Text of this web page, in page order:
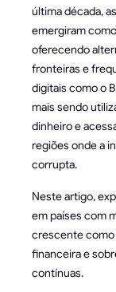
última década,
emergiram
oferecendo
fronteiras e
digitais como o
mais sendo
dinheiro e
regiões onde a
corrupta.
Neste artigo,
em países com
crescente como
financeira e
contínuas.